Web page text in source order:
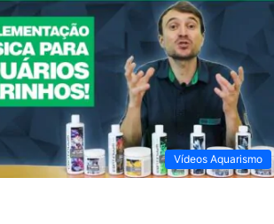
Vídeos Aquarismo